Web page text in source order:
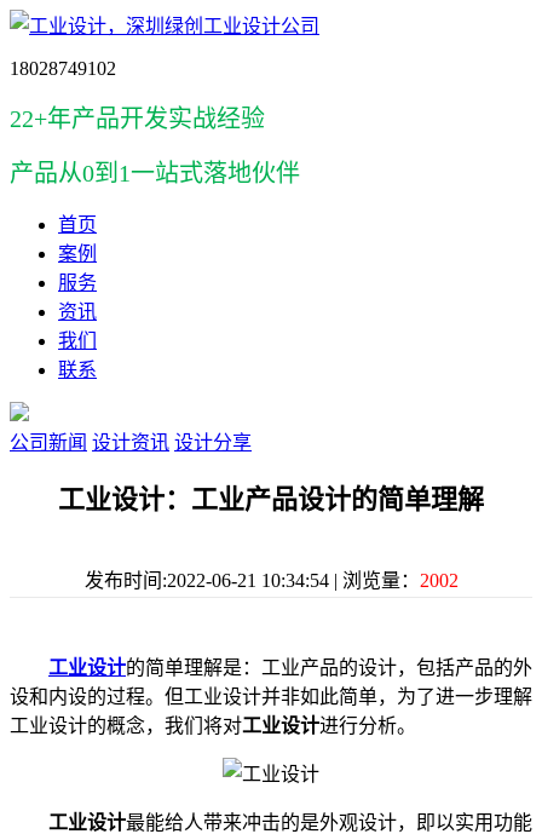
18028749102
22+年产品开发实战经验
产品从0到1一站式落地伙伴
首页
案例
服务
资讯
我们
联系
公司新闻 设计资讯 设计分享
工业设计：工业产品设计的简单理解
发布时间:2022-06-21 10:34:54 | 浏览量： 2002
工业设计的简单理解是：工业产品的设计，包括产品的外
设和内设的过程。但工业设计并非如此简单，为了进一步理解
工业设计的概念，我们将对工业设计进行分析。
工业设计最能给人带来冲击的是外观设计，即以实用功能